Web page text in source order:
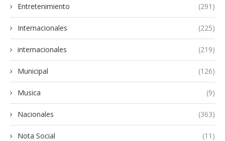
Entretenimiento (291)
Internacionales (225)
internacionales (219)
Municipal (126)
Musica (9)
Nacionales (363)
Nota Social (11)